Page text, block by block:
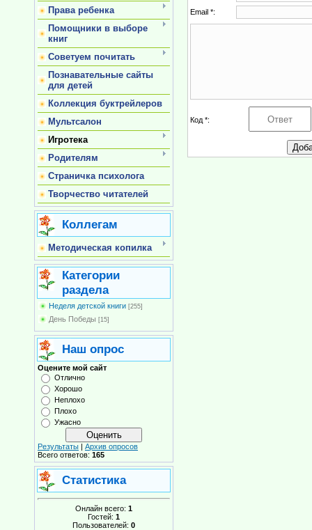
Права ребенка
Помощники в выборе
книг
Советуем почитать
Познавательные сайты
для детей
Коллекция буктрейлеров
Мультсалон
Игротека
Родителям
Страничка психолога
Творчество читателей
Коллегам
Методическая копилка
Категории
раздела
Неделя детской книги [255]
День Победы [15]
Наш опрос
Оцените мой сайт
Отлично
Хорошо
Неплохо
Плохо
Ужасно
Результаты | Архив опросов
Всего ответов: 165
Статистика
Онлайн всего: 1
Гостей: 1
Пользователей: 0
Email *:
Код *: